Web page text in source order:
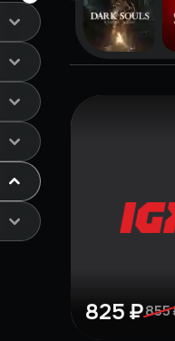
825 ₽855